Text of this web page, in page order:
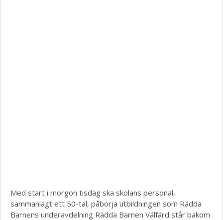
Med start i morgon tisdag ska skolans personal,
sammanlagt ett 50-tal, påbörja utbildningen som Rädda
Barnens underavdelning Rädda Barnen Välfärd står bakom